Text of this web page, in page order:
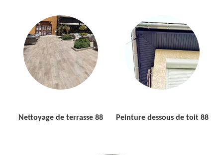
Nettoyage de terrasse 88 Peinture dessous de toit 88